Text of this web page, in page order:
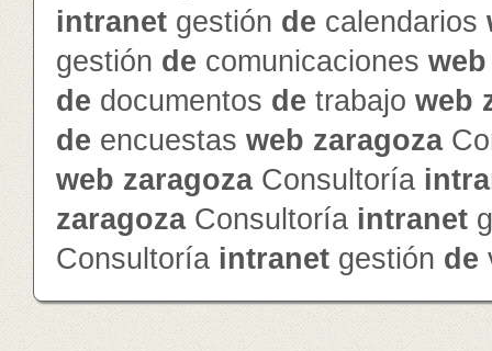
intranet gestión de calendarios
gestión de comunicaciones web
de documentos de trabajo web
de encuestas web zaragoza
web zaragozaConsultoría
zaragozaConsultoría intranet
Consultoría intranet gestión de